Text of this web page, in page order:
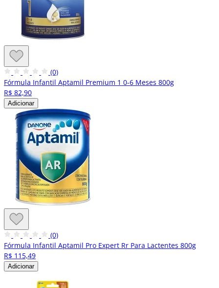
(0)
Fórmula Infantil Aptamil Premium 1 0-6 Meses 800g
R$ 82,90
Adicionar
(0)
Fórmula Infantil Aptamil Pro Expert Rr Para Lactentes 800g
R$ 115,49
Adicionar